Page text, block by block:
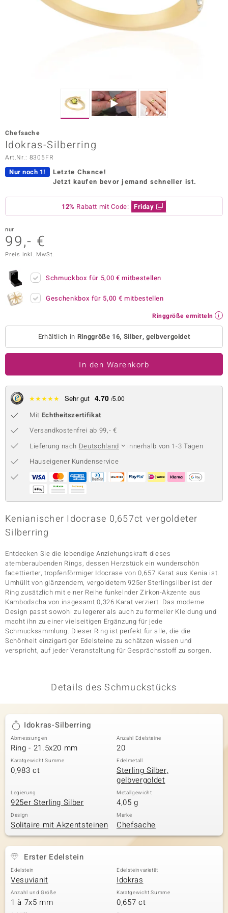
Vogue
Paraíso
Collection
BY DE MELO
Collection
Classics
Chefsache
Idokras-Silberring
Art.Nr.: 8305FR
Nur noch 1!
Letzte Chance!
Jetzt kaufen bevor jemand schneller ist.
12% Rabatt mit Code: Friday
nur
99,- €
Preis inkl. MwSt.
Schmuckbox für 5,00 € mitbestellen
Geschenkbox für 5,00 € mitbestellen
Ringgröße ermitteln
Erhältlich in Ringgröße 16, Silber, gelbvergoldet
In den Warenkorb
★★★★★ Sehr gut 4.70 /5.00
Mit Echtheitszertifikat
Versandkostenfrei ab 99,- €
Lieferung nach Deutschland
innerhalb von 1-3 Tagen
Hauseigener Kundenservice
Kenianischer Idocrase 0,657ct vergoldeter
Silberring
Entdecken Sie die lebendige Anziehungskraft dieses
atemberaubenden Rings, dessen Herzstück ein wunderschön
facettierter, tropfenförmiger Idocrase von 0,657 Karat aus Kenia ist.
Umhüllt von glänzendem, vergoldetem 925er Sterlingsilber ist der
Ring zusätzlich mit einer Reihe funkelnder Zirkon-Akzente aus
Kambodscha von insgesamt 0,326 Karat verziert. Das moderne
Design passt sowohl zu legerer als auch zu formeller Kleidung und
macht ihn zu einer vielseitigen Ergänzung für jede
Schmucksammlung. Dieser Ring ist perfekt für alle, die die
Schönheit einzigartiger Edelsteine zu schätzen wissen und
verspricht, auf jeder Veranstaltung für Gesprächsstoff zu sorgen.
Details des Schmuckstücks
Idokras-Silberring
Abmessungen
Ring - 21.5x20 mm
Anzahl Edelsteine
20
Karatgewicht Summe
0,983 ct
Edelmetall
Sterling Silber,
gelbvergoldet
Legierung
925er Sterling Silber
Metallgewicht
4,05 g
Design
Solitaire mit Akzentsteinen
Marke
Chefsache
Erster Edelstein
Edelstein
Vesuvianit
Edelsteinvarietät
Idokras
Anzahl und Größe
1 à 7x5 mm
Karatgewicht Summe
0,657 ct